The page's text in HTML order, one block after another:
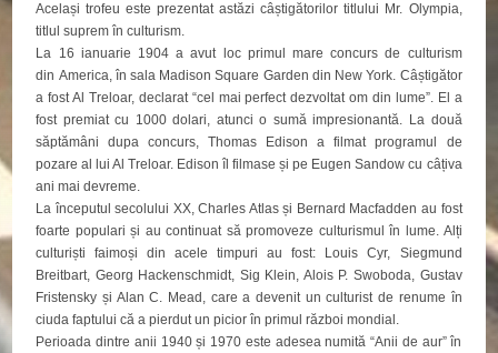
Același trofeu este prezentat astăzi câștigătorilor titlului Mr. Olympia,
titlul suprem în culturism.
La 16 ianuarie 1904 a avut loc primul mare concurs de culturism
din America, în sala Madison Square Garden din New York. Câștigător
a fost Al Treloar, declarat “cel mai perfect dezvoltat om din lume”. El a
fost premiat cu 1000 dolari, atunci o sumă impresionantă. La două
săptămâni dupa concurs, Thomas Edison a filmat programul de
pozare al lui Al Treloar. Edison îl filmase și pe Eugen Sandow cu câțiva
ani mai devreme.
La începutul secolului XX, Charles Atlas și Bernard Macfadden au fost
foarte populari și au continuat să promoveze culturismul în lume. Alți
culturiști faimoși din acele timpuri au fost: Louis Cyr, Siegmund
Breitbart, Georg Hackenschmidt, Sig Klein, Alois P. Swoboda, Gustav
Fristensky și Alan C. Mead, care a devenit un culturist de renume în
ciuda faptului că a pierdut un picior în primul război mondial.
Perioada dintre anii 1940 și 1970 este adesea numită “Anii de aur” în